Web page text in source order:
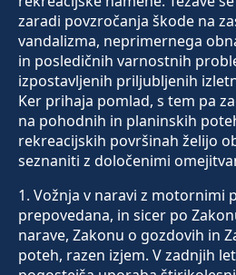
zaradi povzročanja škode na
vandalizma, neprimernega
in posledičnih varnostnih
izpostavljenih priljubljenih
Ker prihaja pomlad, s tem pa
na pohodnih in planinskih
rekreacijskih površinah želijo
seznaniti z določenimi
1. Vožnja v naravi z motornimi
prepovedana, in sicer po
narave, Zakonu o gozdovih in
poteh, razen izjem. V zadnjih